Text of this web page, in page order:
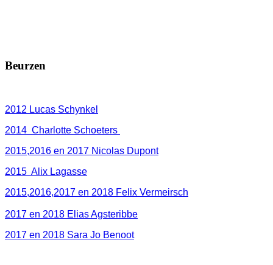
Beurzen
2012 Lucas Schynkel
2014 Charlotte Schoeters
2015,2016 en 2017 Nicolas Dupont
2015 Alix Lagasse
2015,2016,2017 en 2018 Felix Vermeirsch
2017 en 2018 Elias Agsteribbe
2017 en 2018 Sara Jo Benoot